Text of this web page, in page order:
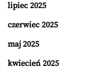
lipiec 2025
czerwiec 2025
maj 2025
kwiecień 2025